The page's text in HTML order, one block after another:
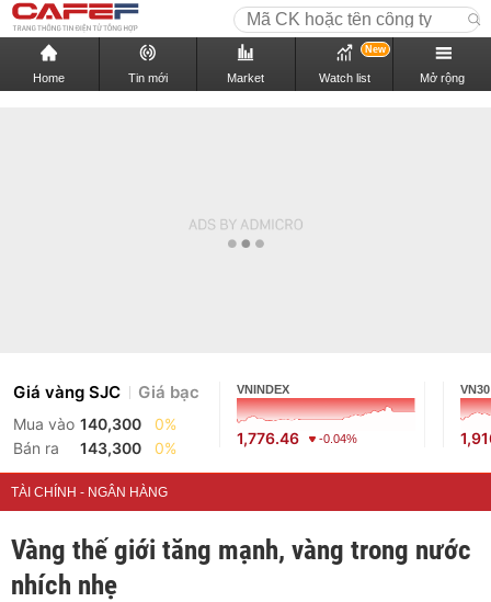
Home Tin mới Market Watch list
New
Mở rộng
Giá vàng SJC Giá bạc
Mua vào 140,300
0%
Bán ra
143,300 0%
VNINDEX
1,776.46 -0.04%
VN30
TÀI CHÍNH - NGÂN HÀNG
Vàng thế giới tăng mạnh, vàng trong nước
nhích nhẹ